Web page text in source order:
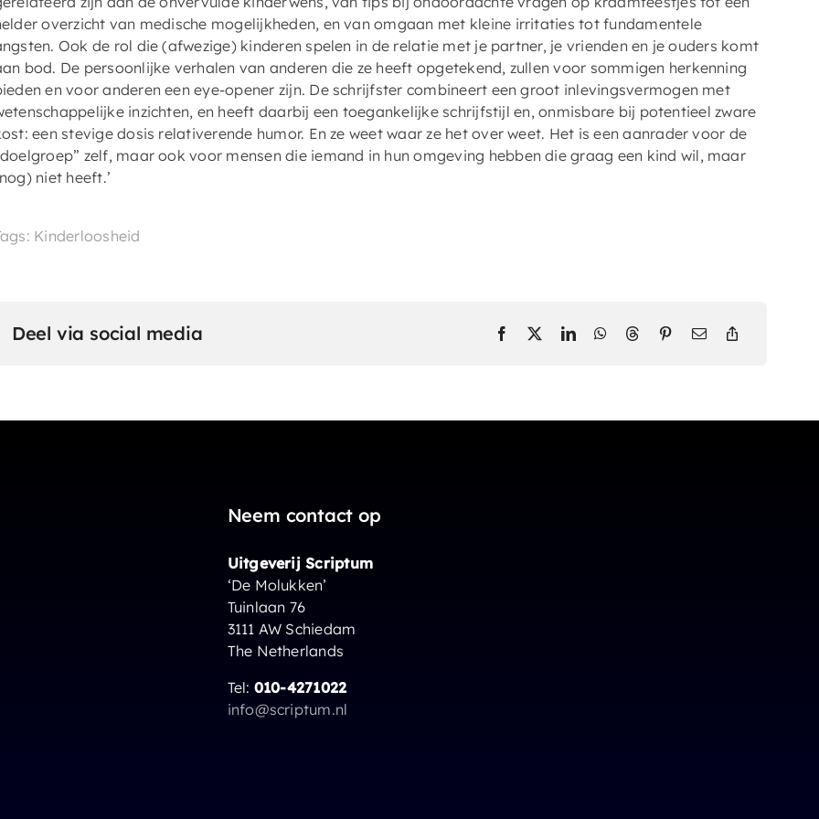
overzicht van medische mogelijkheden, en van omgaan met kleine irritaties tot fundamentele
Ook de rol die (afwezige) kinderen spelen in de relatie met je partner, je vrienden en je ouders komt
bod. De persoonlijke verhalen van anderen die ze heeft opgetekend, zullen voor sommigen herkenning
en voor anderen een eye-opener zijn. De schrijfster combineert een groot inlevingsvermogen met
inzichten, en heeft daarbij een toegankelijke schrijfstijl en, onmisbare bij potentieel zware
een stevige dosis relativerende humor. En ze weet waar ze het over weet. Het is een aanrader voor de
zelf, maar ook voor mensen die iemand in hun omgeving hebben die graag een kind wil, maar
niet heeft.’
Kinderloosheid
Deel via social media
Neem contact op
Uitgeverij Scriptum
‘De Molukken’
Tuinlaan 76
3111 AW Schiedam
The Netherlands
Tel: 010-4271022
info@scriptum.nl